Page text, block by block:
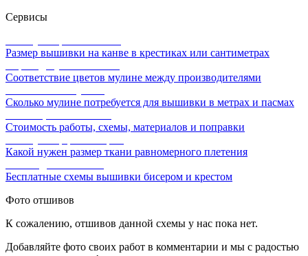
Сервисы
Размер вышивки на канве в крестиках или сантиметрах
Соответствие цветов мулине между производителями
Сколько мулине потребуется для вышивки в метрах и пасмах
Стоимость работы, схемы, материалов и поправки
Какой нужен размер ткани равномерного плетения
Бесплатные схемы вышивки бисером и крестом
Фото отшивов
К сожалению, отшивов данной схемы у нас пока нет.
Добавляйте фото своих работ в комментарии и мы с радостью